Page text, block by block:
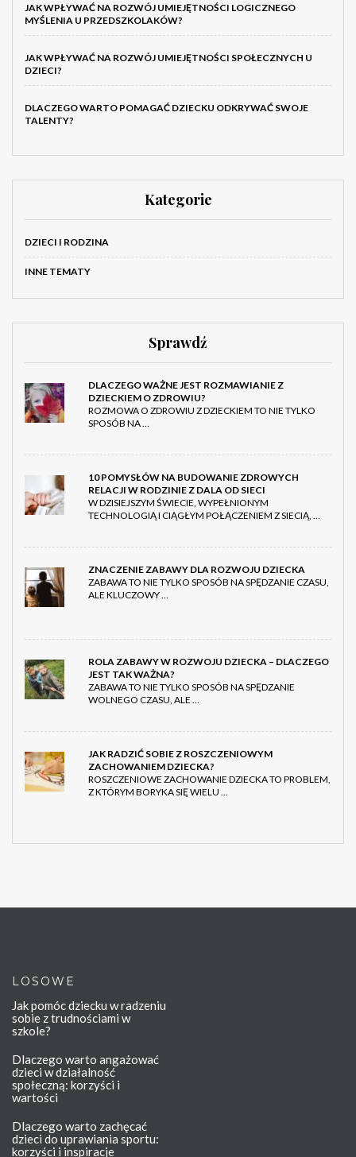
JAK WPŁYWAĆ NA ROZWÓJ UMIEJĘTNOŚCI LOGICZNEGO
MYŚLENIA U PRZEDSZKOLAKÓW?
JAK WPŁYWAĆ NA ROZWÓJ UMIEJĘTNOŚCI SPOŁECZNYCH U
DZIECI?
DLACZEGO WARTO POMAGAĆ DZIECKU ODKRYWAĆ SWOJE
TALENTY?
Kategorie
DZIECI I RODZINA
INNE TEMATY
Sprawdź
DLACZEGO WAŻNE JEST ROZMAWIANIE Z
DZIECKIEM O ZDROWIU?
ROZMOWA O ZDROWIU Z DZIECKIEM TO NIE TYLKO
SPOSÓB NA …
10 POMYSŁÓW NA BUDOWANIE ZDROWYCH
RELACJI W RODZINIE Z DALA OD SIECI
W DZISIEJSZYM ŚWIECIE, WYPEŁNIONYM
TECHNOLOGIĄ I CIĄGŁYM POŁĄCZENIEM Z SIECIĄ, …
ZNACZENIE ZABAWY DLA ROZWOJU DZIECKA
ZABAWA TO NIE TYLKO SPOSÓB NA SPĘDZANIE CZASU,
ALE KLUCZOWY …
ROLA ZABAWY W ROZWOJU DZIECKA – DLACZEGO
JEST TAK WAŻNA?
ZABAWA TO NIE TYLKO SPOSÓB NA SPĘDZANIE
WOLNEGO CZASU, ALE …
JAK RADZIĆ SOBIE Z ROSZCZENIOWYM
ZACHOWANIEM DZIECKA?
ROSZCZENIOWE ZACHOWANIE DZIECKA TO PROBLEM,
Z KTÓRYM BORYKA SIĘ WIELU …
LOSOWE
Jak pomóc dziecku w radzeniu
sobie z trudnościami w
szkole?
Dlaczego warto angażować
dzieci w działalność
społeczną: korzyści i
wartości
Dlaczego warto zachęcać
dzieci do uprawiania sportu:
korzyści i inspiracje